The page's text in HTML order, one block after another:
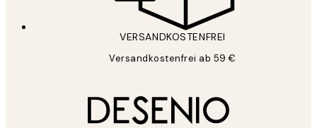
VERSANDKOSTENFREI
Versandkostenfrei ab 59 €